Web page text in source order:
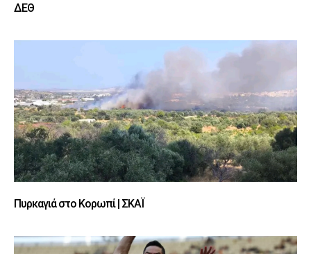
ΔΕΘ
Πυρκαγιά στο Κορωπί | ΣΚΑΪ